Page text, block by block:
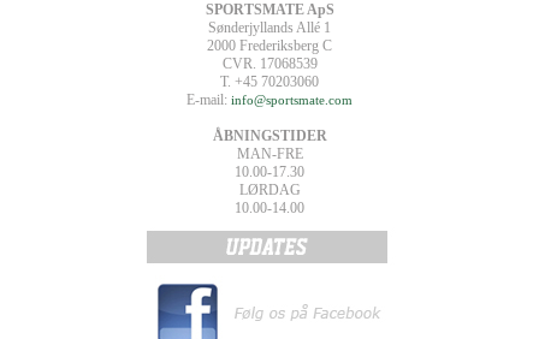
SPORTSMATE ApS
Sønderjyllands Allé 1
2000 Frederiksberg C
CVR. 17068539
T. +45 70203060
E-mail: info@sportsmate.com
ÅBNINGSTIDER
MAN-FRE
10.00-17.30
LØRDAG
10.00-14.00